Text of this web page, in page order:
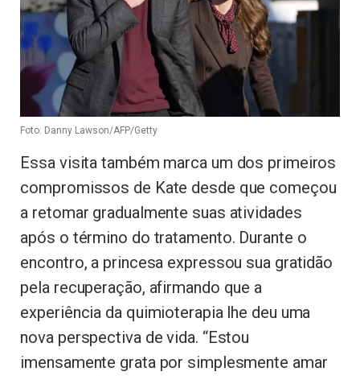
Foto: Danny Lawson/AFP/Getty
Essa visita também marca um dos primeiros
compromissos de Kate desde que começou
a retomar gradualmente suas atividades
após o término do tratamento. Durante o
encontro, a princesa expressou sua gratidão
pela recuperação, afirmando que a
experiência da quimioterapia lhe deu uma
nova perspectiva de vida. “Estou
imensamente grata por simplesmente amar